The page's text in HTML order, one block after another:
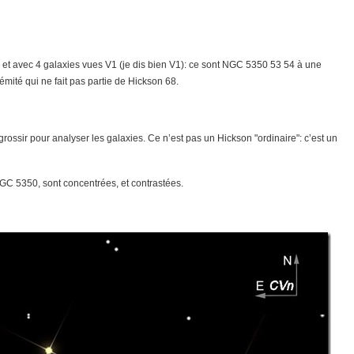
avec 4 galaxies vues V1 (je dis bien V1): ce sont NGC 5350 53 54 à une
qui ne fait pas partie de Hickson 68.
pour analyser les galaxies. Ce n’est pas un Hickson "ordinaire": c’est un
5350, sont concentrées, et contrastées.